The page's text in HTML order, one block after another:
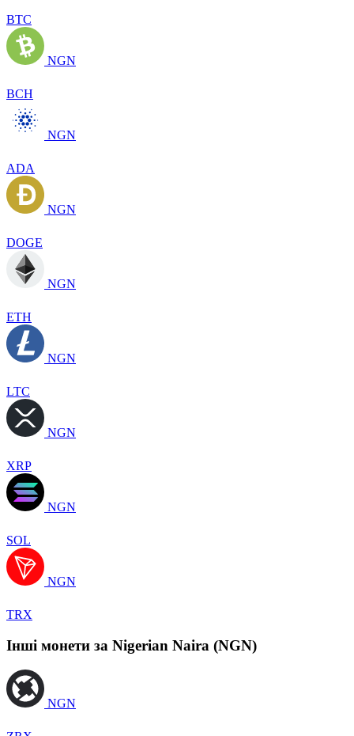
BTC
NGN
BCH
NGN
ADA
NGN
DOGE
NGN
ETH
NGN
LTC
NGN
XRP
NGN
SOL
NGN
TRX
Інші монети за Nigerian Naira (NGN)
NGN